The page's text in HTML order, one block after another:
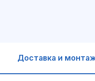
Доставка и